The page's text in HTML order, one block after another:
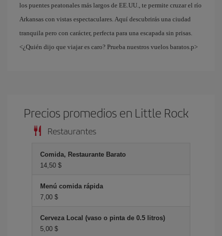
los puentes peatonales más largos de EE.UU., te permite cruzar el río
Arkansas con vistas espectaculares. Aquí descubrirás una ciudad
tranquila pero con carácter, perfecta para una escapada sin prisas.
<¿Quién dijo que viajar es caro? Prueba nuestros vuelos baratos.p>
Precios promedios en Little Rock
Restaurantes
Comida, Restaurante Barato
14,50 $
Menú comida rápida
7,00 $
Cerveza Local (vaso o pinta de 0.5 litros)
5,00 $